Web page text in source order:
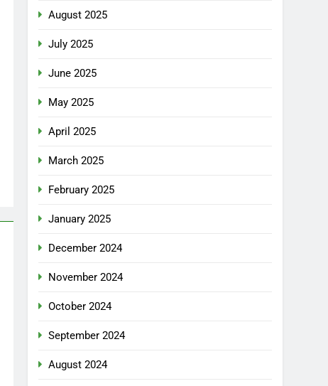
August 2025
July 2025
June 2025
May 2025
April 2025
March 2025
February 2025
January 2025
December 2024
November 2024
October 2024
September 2024
August 2024